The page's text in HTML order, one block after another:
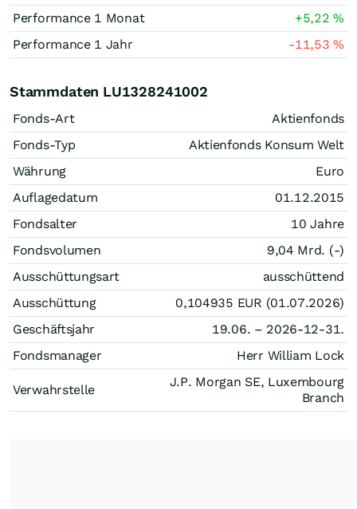
Performance 1 Monat
+5,22%
Performance 1 Jahr
-11,53%
Stammdaten LU1328241002
Fonds-Art
Aktienfonds
Fonds-Typ
Aktienfonds Konsum Welt
Währung
Euro
Auflagedatum
01.12.2015
Fondsalter
10 Jahre
Fondsvolumen
9,04 Mrd. (-)
Ausschüttungsart
ausschüttend
Ausschüttung
0,104935 EUR (01.07.2026)
Geschäftsjahr
19.06. – 2026-12-31.
Fondsmanager
Herr William Lock
Verwahrstelle
J.P. Morgan SE, Luxembourg
Branch